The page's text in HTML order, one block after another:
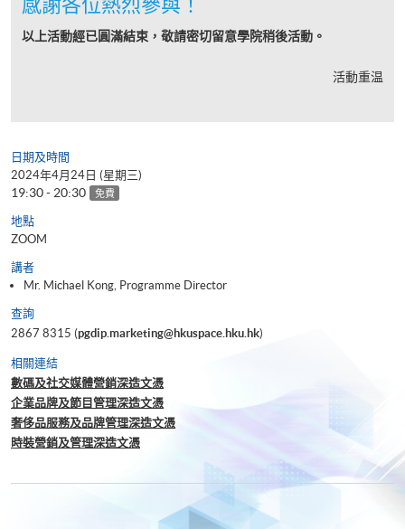
以上活動經已圓滿結束，敬請密切留意學院稍後活動。
活動重温
日期及時間
2024年4月24日 (星期三)
19:30 - 20:30 免費
地點
ZOOM
講者
Mr. Michael Kong, Programme Director
查詢
2867 8315 (pgdip.marketing@hkuspace.hku.hk)
相關連結
數碼及社交媒體營銷深造文憑
企業品牌及節目管理深造文憑
奢侈品服務及品牌管理深造文憑
時裝營銷及管理深造文憑